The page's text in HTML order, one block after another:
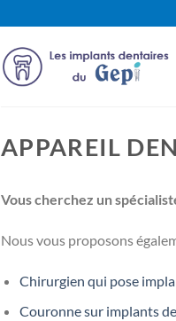
APPAREIL
Vous cherchez un
Nous vous proposons
Chirurgien qui pose
Couronne sur implants